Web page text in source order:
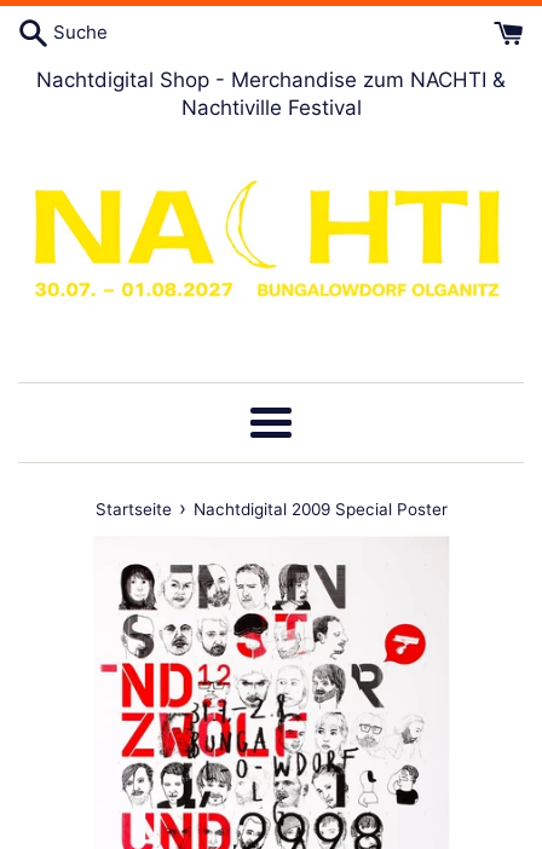
Direkt
zum
Artikel
Suche
Nachtdigital Shop - Merchandise zum NACHTI &
Nachtiville Festival
Menü
Startseite › Nachtdigital 2009 Special Poster